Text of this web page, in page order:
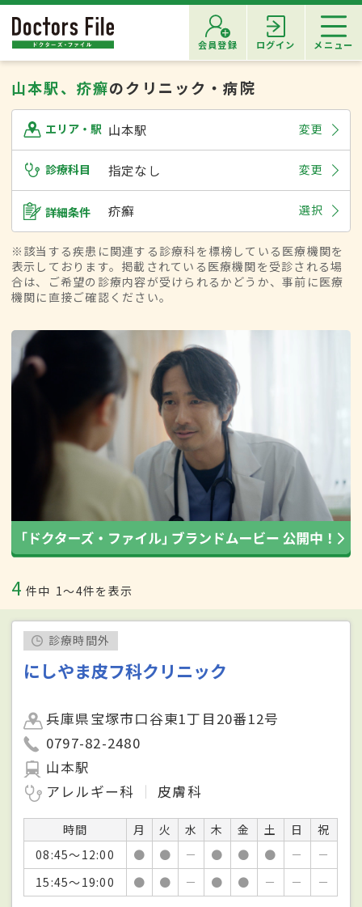
会員登録 ログイン メニュー
山本駅、疥癬のクリニック・病院
エリア・駅 山本駅 変更
診療科目 指定なし 変更
詳細条件 疥癬 選択
※該当する疾患に関連する診療科を標榜している医療機関を
表示しております。掲載されている医療機関を受診される場
合は、ご希望の診療内容が受けられるかどうか、事前に医療
機関に直接ご確認ください。
4 件中 1〜4件を表示
診療時間外
にしやま皮フ科クリニック
兵庫県宝塚市口谷東1丁目20番12号
0797-82-2480
山本駅
アレルギー科
皮膚科
時間 月 火 水 木 金 土 日
祝
08:45～12:00
● ● － ● ● ● －
－
15:45～19:00
● ● － ● ● － － －